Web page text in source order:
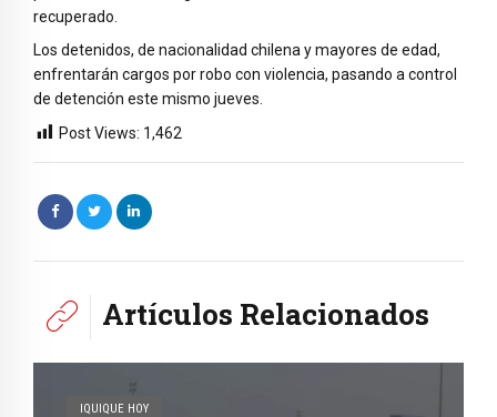
recuperado.
Los detenidos, de nacionalidad chilena y mayores de edad,
enfrentarán cargos por robo con violencia, pasando a control
de detención este mismo jueves.
Post Views: 1,462
Artículos Relacionados
IQUIQUE HOY